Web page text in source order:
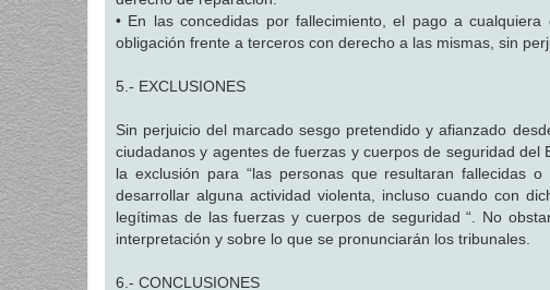
• En las concedidas por fallecimiento, el pago a
obligación frente a terceros con derecho a las mismas, sin
5.- EXCLUSIONES
Sin perjuicio del marcado sesgo pretendido y afianzado
ciudadanos y agentes de fuerzas y cuerpos de seguridad
la exclusión para “las personas que resultaran fallecidas
desarrollar alguna actividad violenta, incluso cuando con
legítimas de las fuerzas y cuerpos de seguridad “. No
interpretación y sobre lo que se pronunciarán los tribunales.
6.- CONCLUSIONES